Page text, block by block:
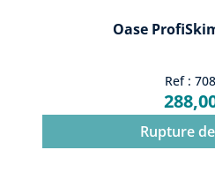
Oase
Ref :
Rupture